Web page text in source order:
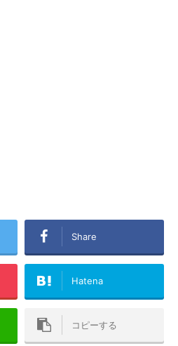
Share
Hatena
コピーする